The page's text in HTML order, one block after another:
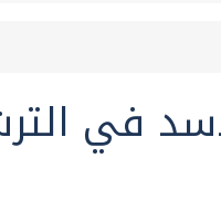
في